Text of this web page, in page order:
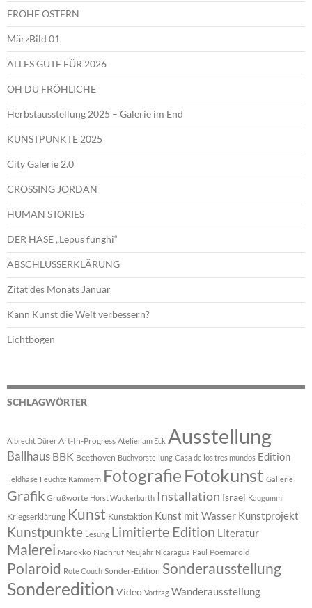
FROHE OSTERN
MärzBild 01
ALLES GUTE FÜR 2026
OH DU FRÖHLICHE
Herbstausstellung 2025 – Galerie im End
KUNSTPUNKTE 2025
City Galerie 2.0
CROSSING JORDAN
HUMAN STORIES
DER HASE „Lepus funghi“
ABSCHLUSSERKLÄRUNG
Zitat des Monats Januar
Kann Kunst die Welt verbessern?
Lichtbogen
SCHLAGWÖRTER
Albrecht Dürer Art-In-Progress Atelier am Eck Ausstellung
Ballhaus BBK Beethoven Buchvorstellung Casa de los tres mundos Edition
Feldhase Feuchte Kammern Fotografie Fotokunst Gallerie
Grafik Grußworte Horst Wackerbarth Installation Israel Kaugummi
Kriegserklärung Kunst Kunstaktion Kunst mit Wasser Kunstprojekt
Kunstpunkte Lesung Limitierte Edition Literatur
Malerei Marokko Nachruf Neujahr Nicaragua Paul Poemaroid
Polaroid Rote Couch Sonder-Edition Sonderausstellung
Sonderedition Video Vortrag Wanderausstellung